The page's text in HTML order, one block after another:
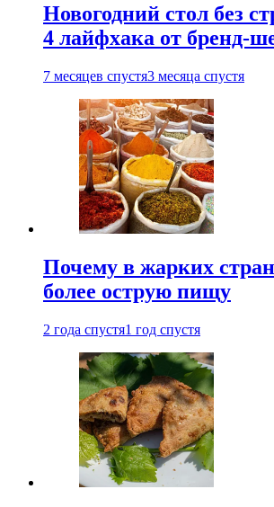
Новогодний стол без
4 лайфхака от бренд-
7 месяцев спустя3 месяца спустя
Почему в жарких
более острую пищу
2 года спустя1 год спустя